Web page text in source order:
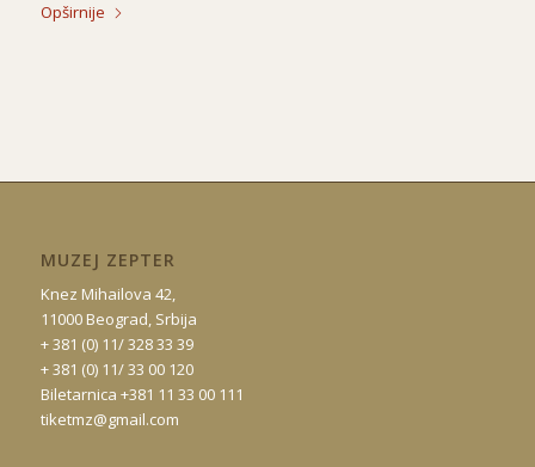
Opširnije
MUZEJ ZEPTER
Knez Mihailova 42,
11000 Beograd, Srbija
+ 381 (0) 11/ 328 33 39
+ 381 (0) 11/ 33 00 120
Biletarnica +381 11 33 00 111
tiketmz@gmail.com